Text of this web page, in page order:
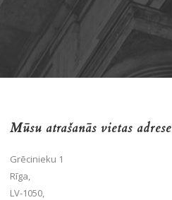
Mūsu atrašanās vietas adrese
Grēcinieku 1
Rīga,
LV-1050,